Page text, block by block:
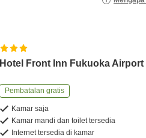
Hotel Front Inn Fukuoka Airport
Pembatalan gratis
Kamar saja
Kamar mandi dan toilet tersedia
Internet tersedia di kamar